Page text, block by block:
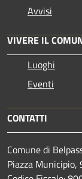
Avvisi
VIVERE IL
Luoghi
Eventi
CONTATTI
Comune di
Piazza Municipio,